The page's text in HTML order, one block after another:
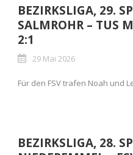
BEZIRKSLIGA, 29.
SALMROHR – TUS
2:1
29 Mai 2026
Für den FSV trafen Noah und
BEZIRKSLIGA, 28.